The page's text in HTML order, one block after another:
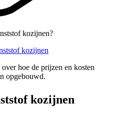
kozijnen?
kozijnen
hoe de prijzen en kosten
opgebouwd.
kozijnen